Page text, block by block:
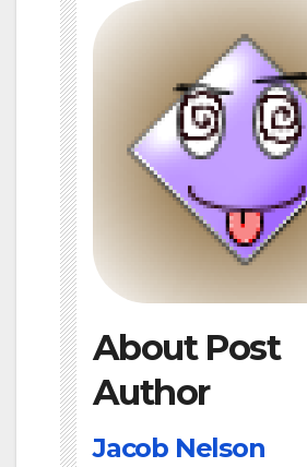
About Post
Author
Jacob Nelson